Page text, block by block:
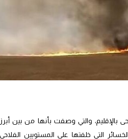
بالإقليم، والتي وصفت بأنها من بين أبرز
التي خلفتها على المستويين الفلاحي